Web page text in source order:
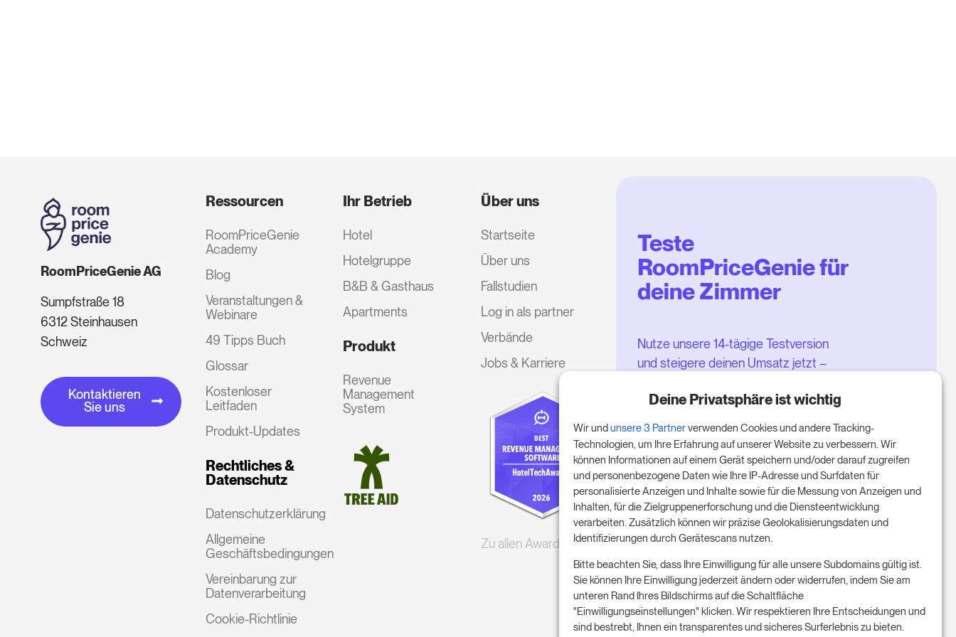
RoomPriceGenie AG
Sumpfstraße 18
6312 Steinhausen
Schweiz
Kontaktieren
Sie uns
Ressourcen
RoomPriceGenie
Academy
Blog
Veranstaltungen &
Webinare
49 Tipps Buch
Glossar
Kostenloser
Leitfaden
Produkt-Updates
Rechtliches &
Datenschutz
Datenschutzerklärung
Allgemeine
Geschäftsbedingungen
Vereinbarung zur
Datenverarbeitung
Cookie-Richtlinie
Ihr Betrieb
Hotel
Hotelgruppe
B&B & Gasthaus
Apartments
Produkt
Revenue
Management
System
Über uns
Startseite
Über uns
Fallstudien
Log in als partner
Verbände
Jobs & Karriere
Zu allen Awards
Teste
RoomPriceGenie für
deine Zimmer
Nutze unsere 14-tägige Testversion
und steigere deinen Umsatz jetzt –
Buche einen Termin, um deine
kostenlose 14-tägige Testphase
zu starten.
Starte die kostenlose Testversion
Ein Meeting buchen
Deine Privatsphäre ist wichtig
Wir undunsere 3 Partnerverwenden Cookies und andere Tracking-
Technologien, um Ihre Erfahrung auf unserer Website zu verbessern. Wir
können Informationen auf einem Gerät speichern und/oder darauf zugreifen
und personenbezogene Daten wie Ihre IP-Adresse und Surfdaten für
personalisierte Anzeigen und Inhalte sowie für die Messung von Anzeigen und
Inhalten, für die Zielgruppenerforschung und die Diensteentwicklung
verarbeiten. Zusätzlich können wir präzise Geolokalisierungsdaten und
Identifizierungen durch Gerätescans nutzen.
Bitte beachten Sie, dass Ihre Einwilligung für alle unsere Subdomains gültig ist.
Sie können Ihre Einwilligung jederzeit ändern oder widerrufen, indem Sie am
unteren Rand Ihres Bildschirms auf die Schaltfläche
"Einwilligungseinstellungen" klicken. Wir respektieren Ihre Entscheidungen und
sind bestrebt, Ihnen ein transparentes und sicheres Surferlebnis zu bieten.